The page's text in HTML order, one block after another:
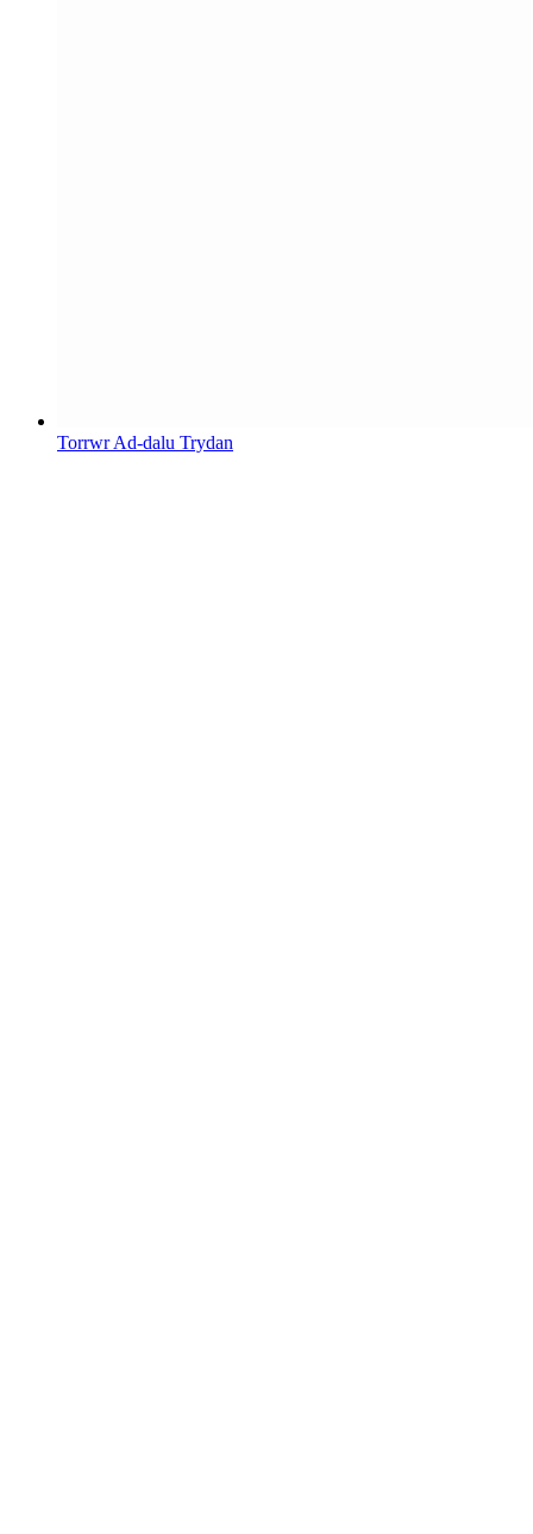
Torrwr Ad-dalu Trydan